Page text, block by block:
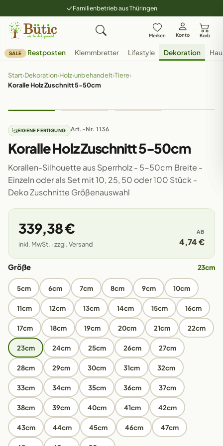
Familienbetrieb aus Thüringen
Merken Konto Korb
SALE Restposten Klemmbretter Lifestyle Dekoration
Start›Dekoration›Holz›unbehandelt›Tiere›
Koralle Holz Zuschnitt 5-50cm
EIGENE FERTIGUNG Art.-Nr. 1136
Koralle Holz Zuschnitt 5-50cm
Korallen-Silhouette aus Sperrholz - 5-50cm Breite -
Einzeln oder als Set mit 10, 25, 50 oder 100 Stück -
Deko Zuschnitte Größenauswahl
339,38 €
inkl. MwSt. · zzgl. Versand
AB
4,74 €
Größe 23cm
5cm 6cm 7cm 8cm 9cm 10cm
11cm 12cm 13cm 14cm 15cm 16cm
17cm 18cm 19cm 20cm 21cm 22cm
23cm 24cm 25cm 26cm 27cm
28cm 29cm 30cm 31cm 32cm
33cm 34cm 35cm 36cm 37cm
38cm 39cm 40cm 41cm 42cm
43cm 44cm 45cm 46cm 47cm